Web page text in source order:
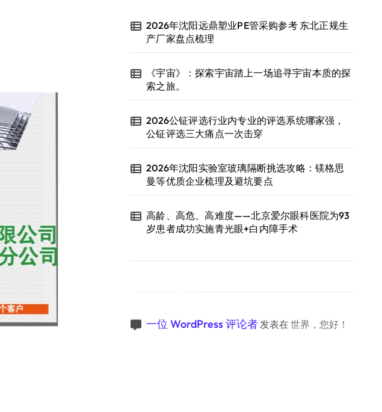
2026年沈阳远鼎塑业PE管采购参考 东北正规生
产厂家盘点梳理
《宇宙》：探索宇宙踏上一场追寻宇宙本质的探
索之旅。
2026公钲评选行业内专业的评选系统哪家强，
公钲评选三大痛点一次击穿
2026年沈阳实验室玻璃隔断挑选攻略：镁格思
曼等优质企业梳理及避坑要点
高龄、高危、高难度——北京爱尔眼科医院为93
岁患者成功实施青光眼+白内障手术
一位 WordPress 评论者发表在 世界，您好！